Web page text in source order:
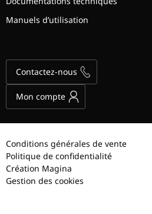
Manuels d’utilisation
Contactez-nous
Mon compte
Conditions générales de vente
Politique de confidentialité
Création Magina
Gestion des cookies